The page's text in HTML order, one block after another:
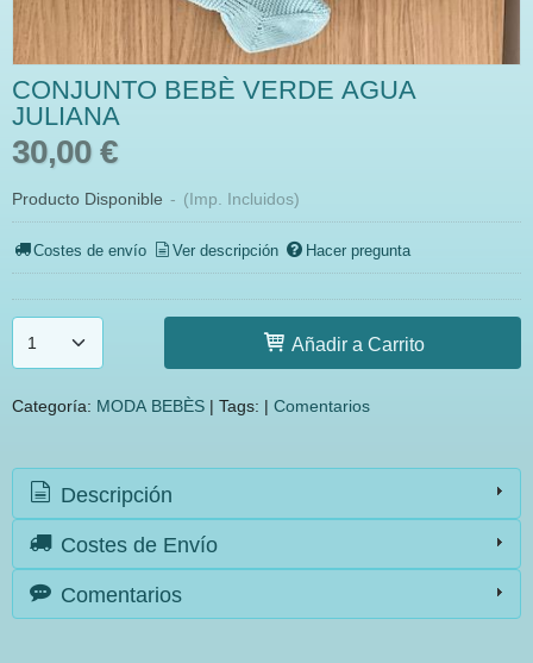
CONJUNTO BEBÈ VERDE AGUA
JULIANA
30,00 €
Producto Disponible - (Imp. Incluidos)
Costes de envío Ver descripción Hacer pregunta
Añadir a Carrito
Categoría: MODA BEBÈS | Tags: | Comentarios
Descripción
Costes de Envío
Comentarios